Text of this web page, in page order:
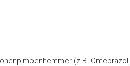
(z.B. Omeprazol,